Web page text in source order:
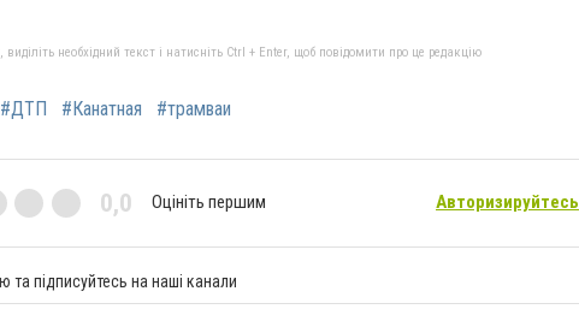
необхідний текст і натисніть Ctrl + Enter, щоб повідомити про це редакцію
#ДТП #Канатная #трамваи
0,0 Оцініть першим Авторизируйтесь
та підписуйтесь на наші канали